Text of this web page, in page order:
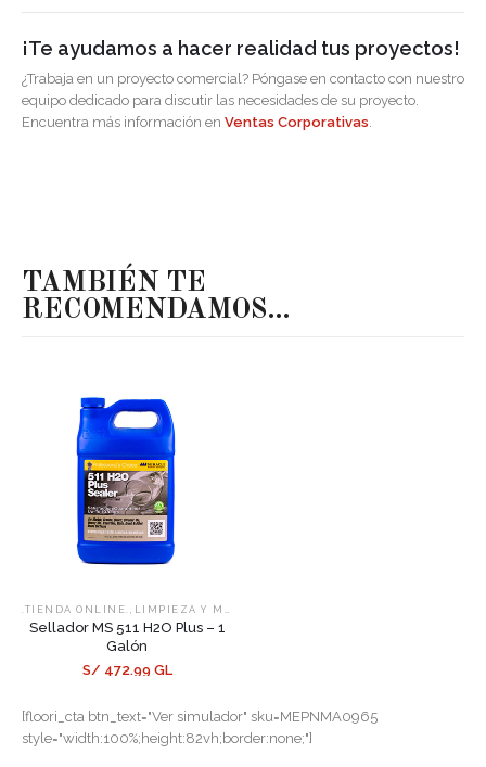
¡Te ayudamos a hacer realidad tus proyectos!
¿Trabaja en un proyecto comercial? Póngase en contacto con nuestro
equipo dedicado para discutir las necesidades de su proyecto.
Encuentra más información en Ventas Corporativas.
TAMBIÉN TE
RECOMENDAMOS…
.TIENDA ONLINE. LIMPIEZA Y MANTENIMIENTO
Sellador MS 511 H2O Plus – 1
Galón
S/ 472.99 GL
[floori_cta btn_text="Ver simulador" sku=MEPNMA0965
style="width:100%;height:82vh;border:none;"]